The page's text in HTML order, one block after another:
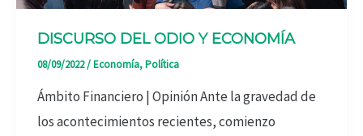
DISCURSO DEL ODIO Y ECONOMÍA
08/09/2022/Economía,Política
Ámbito Financiero | Opinión Ante la gravedad de
los acontecimientos recientes, comienzo